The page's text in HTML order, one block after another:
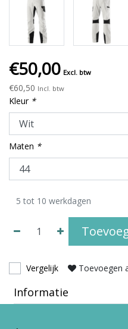
€50,00 Excl. btw
€60,50 Incl. btw
Kleur *
Maten *
5 tot 10 werkdagen
Vergelijk Toevoegen
Informatie